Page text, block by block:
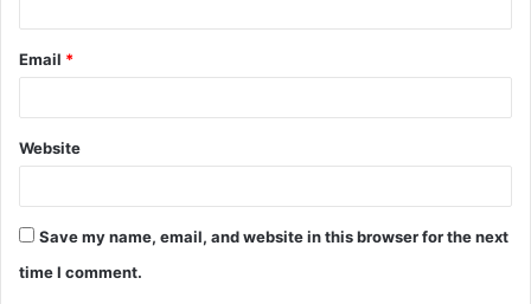
Email *
Website
Save my name, email, and website in this browser for the next
time I comment.